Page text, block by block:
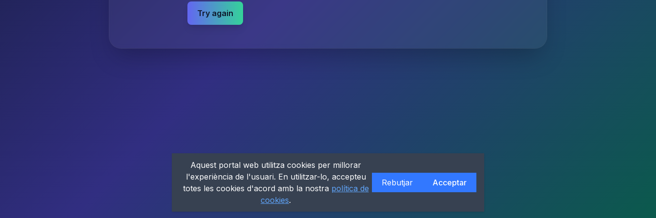
Try again
Aquest portal web utilitza cookies per millorar
l'experiència de l'usuari. En utilitzar-lo, accepteu
totes les cookies d'acord amb la nostra política de
cookies.
Rebutjar Acceptar